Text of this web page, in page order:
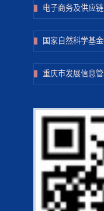
电子商务及供应
国家自然科学基
重庆市发展信息